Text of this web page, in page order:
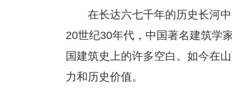
在长达六七千年的历史长河
20世纪30年代，中国著名建筑学
国建筑史上的许多空白。如今在
力和历史价值。